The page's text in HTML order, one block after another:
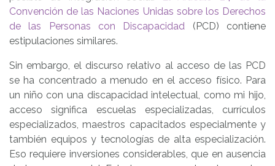
Convención de las Naciones Unidas sobre los Derechos
de las Personas con Discapacidad (PCD) contiene
estipulaciones similares.
Sin embargo, el discurso relativo al acceso de las PCD
se ha concentrado a menudo en el acceso físico. Para
un niño con una discapacidad intelectual, como mi hijo,
acceso significa escuelas especializadas, currículos
especializados, maestros capacitados especialmente y
también equipos y tecnologías de alta especialización.
Eso requiere inversiones considerables, que en ausencia